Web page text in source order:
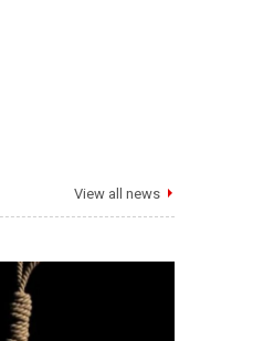
View all news